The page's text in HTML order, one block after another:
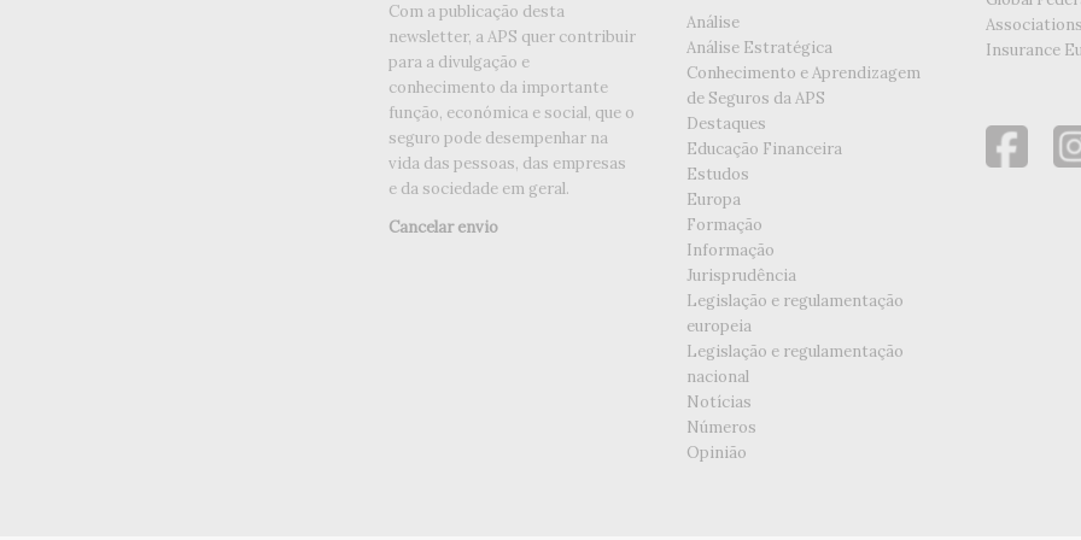
Com a publicação desta
newsletter, a APS quer contribuir
para a divulgação e
conhecimento da importante
função, económica e social, que o
seguro pode desempenhar na
vida das pessoas, das empresas
e da sociedade em geral.
Cancelar envio
Análise
Análise Estratégica
Conhecimento e Aprendizagem
de Seguros da APS
Destaques
Educação Financeira
Estudos
Europa
Formação
Informação
Jurisprudência
Legislação e regulamentação
europeia
Legislação e regulamentação
nacional
Notícias
Números
Opinião
Associations
Insurance